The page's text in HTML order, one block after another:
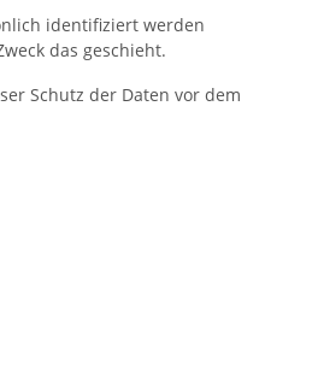
identifiziert werden
das geschieht.
Schutz der Daten vor dem